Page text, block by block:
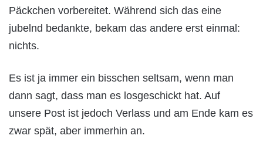
Päckchen vorbereitet. Während sich das eine
jubelnd bedankte, bekam das andere erst einmal:
nichts.
Es ist ja immer ein bisschen seltsam, wenn man
dann sagt, dass man es losgeschickt hat. Auf
unsere Post ist jedoch Verlass und am Ende kam es
zwar spät, aber immerhin an.